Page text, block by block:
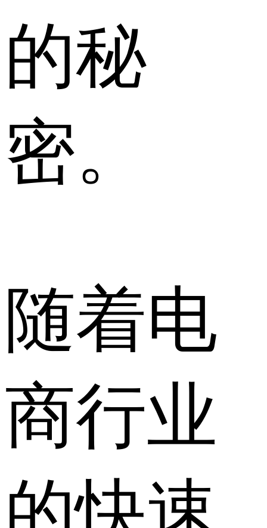
的秘
密。
随着电
商行业